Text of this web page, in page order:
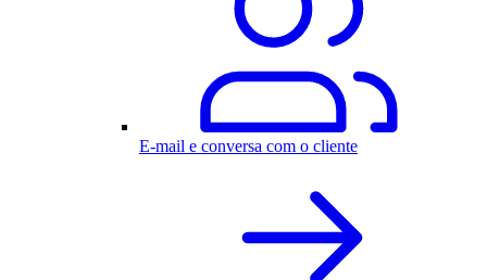
E-mail e conversa com o cliente